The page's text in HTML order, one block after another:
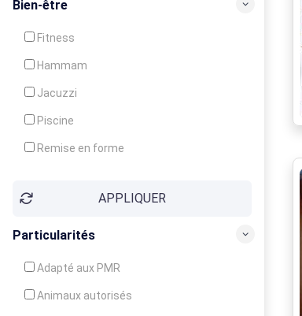
Bien-être
Fitness
Hammam
Jacuzzi
Piscine
Remise en forme
Soins du corpsAPPLIQUER
Particularités
Adapté aux PMR
Animaux autorisés